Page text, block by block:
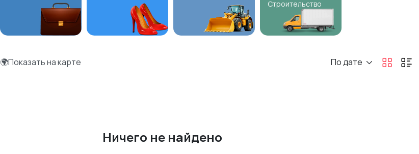
Строительство
🌍Показать на карте По дате
Ничего не найдено